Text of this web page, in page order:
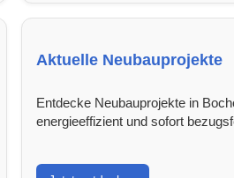
Aktuelle Neubauprojekte
Entdecke Neubauprojekte in
energieeffizient und sofort